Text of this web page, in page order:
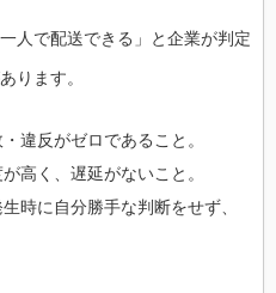
人で配送できる」と企業が判定
ります。
違反がゼロであること。
高く、遅延がないこと。
時に自分勝手な判断をせず、